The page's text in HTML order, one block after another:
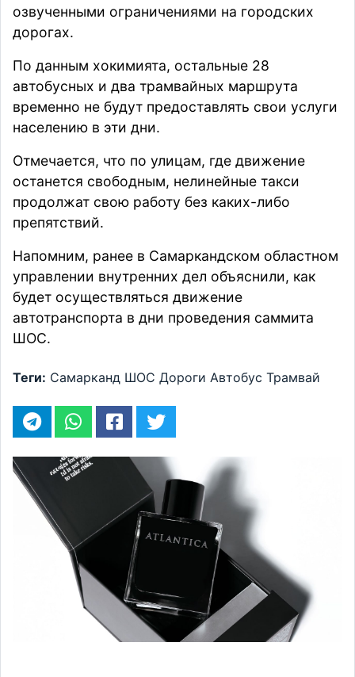
озвученными ограничениями на городских
дорогах.
По данным хокимията, остальные 28
автобусных и два трамвайных маршрута
временно не будут предоставлять свои услуги
населению в эти дни.
Отмечается, что по улицам, где движение
останется свободным, нелинейные такси
продолжат свою работу без каких-либо
препятствий.
Напомним, ранее в Самаркандском областном
управлении внутренних дел объяснили, как
будет осуществляться движение
автотранспорта в дни проведения саммита
ШОС.
Теги: Самарканд ШОС Дороги Автобус Трамвай